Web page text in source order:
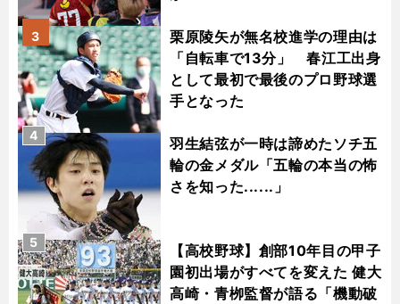
栗原陵矢が無名校進学の理由は
「自転車で13分」 春江工出身
として最初で最後のプロ野球選
手となった
3
羽生結弦が一時は諦めたソチ五
輪の金メダル「五輪の本当の怖
さを知った......」
4
【高校野球】創部10年目の甲子
園初出場がすべてを変えた 健大
高崎・青栁監督が語る「機動破
5